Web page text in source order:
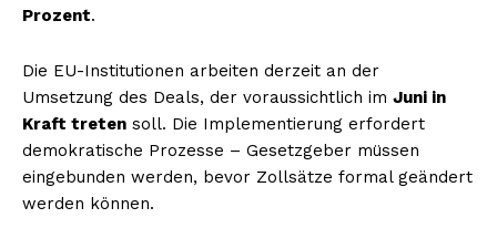
Prozent.
Die EU-Institutionen arbeiten derzeit an der
Umsetzung des Deals, der voraussichtlich im Juni in
Kraft treten soll. Die Implementierung erfordert
demokratische Prozesse – Gesetzgeber müssen
eingebunden werden, bevor Zollsätze formal geändert
werden können.